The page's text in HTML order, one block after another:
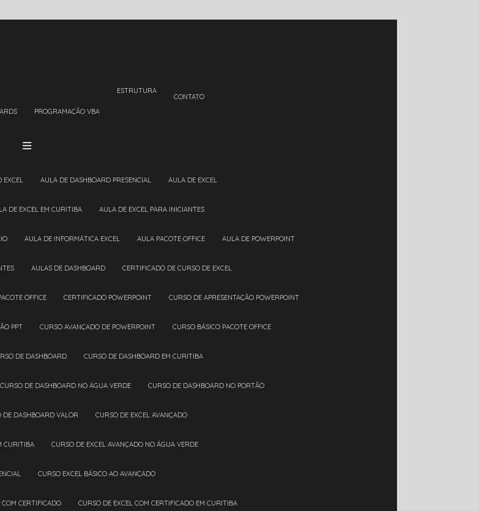
PROGRAMAÇÃO VBA
ESTRUTURA
CONTATO
EXCEL AULA DE DASHBOARD PRESENCIAL AULA DE EXCEL
DE EXCEL EM CURITIBA AULA DE EXCEL PARA INICIANTES
AULA DE INFORMÁTICA EXCEL AULA PACOTE OFFICE AULA DE POWERPOINT
AULAS DE DASHBOARD CERTIFICADO DE CURSO DE EXCEL
OFFICE CERTIFICADO POWERPOINT CURSO DE APRESENTAÇÃO POWERPOINT
PPT CURSO AVANÇADO DE POWERPOINT CURSO BÁSICO PACOTE OFFICE
DE DASHBOARD CURSO DE DASHBOARD EM CURITIBA
CURSO DE DASHBOARD NO ÁGUA VERDE CURSO DE DASHBOARD NO PORTÃO
DE DASHBOARD VALOR CURSO DE EXCEL AVANÇADO
CURITIBA CURSO DE EXCEL AVANÇADO NO ÁGUA VERDE
CURSO EXCEL BÁSICO AO AVANÇADO
COM CERTIFICADO CURSO DE EXCEL COM CERTIFICADO EM CURITIBA